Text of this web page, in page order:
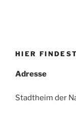
HIER
Adresse
Stadtheim der